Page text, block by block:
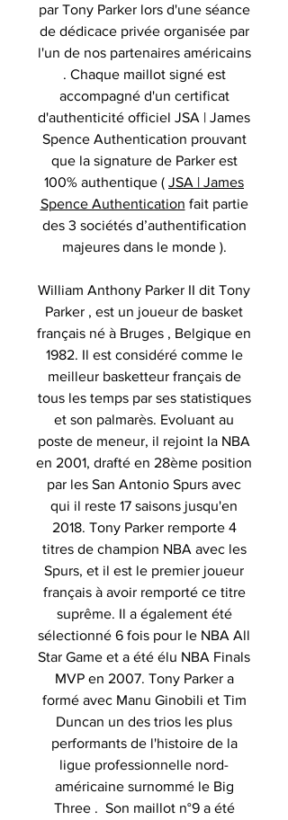
par Tony Parker lors d'une séance
de dédicace privée organisée par
l'un de nos partenaires américains
. Chaque maillot signé est
accompagné d'un certificat
d'authenticité officiel JSA | James
Spence Authentication prouvant
que la signature de Parker est
100% authentique ( JSA | James
Spence Authentication fait partie
des 3 sociétés d’authentification
majeures dans le monde ).
William Anthony Parker II dit Tony
Parker , est un joueur de basket
français né à Bruges , Belgique en
1982. Il est considéré comme le
meilleur basketteur français de
tous les temps par ses statistiques
et son palmarès. Evoluant au
poste de meneur, il rejoint la NBA
en 2001, drafté en 28ème position
par les San Antonio Spurs avec
qui il reste 17 saisons jusqu'en
2018. Tony Parker remporte 4
titres de champion NBA avecles
Spurs, et il est le premier joueur
français à avoir remporté ce titre
suprême. Il a également été
sélectionné 6 fois pour le NBA All
Star Game et a été élu NBA Finals
MVP en 2007. Tony Parkera
formé avec Manu Ginobili et Tim
Duncan un des trios les plus
performants de l'histoire de la
ligue professionnelle nord-
américaine surnommé le Big
Three . Son maillot n°9 a été